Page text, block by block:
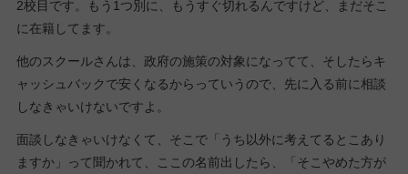
2校目です。もう1つ別に、もうすぐ切れるんですけど、まだそこ
に在籍してます。
他のスクールさんは、政府の施策の対象になってて、そしたらキ
ャッシュバックで安くなるからっていうので、先に入る前に相談
しなきゃいけないですよ。
面談しなきゃいけなくて、そこで「うち以外に考えてるとこあり
ますか」って聞かれて、ここの名前出したら、「そこやめた方が